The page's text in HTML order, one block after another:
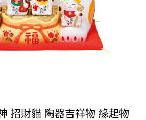
招財貓 陶器吉祥物 緣起物